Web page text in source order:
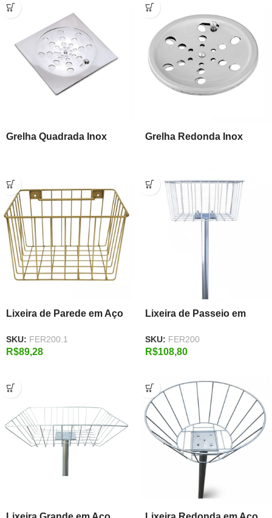
Grelha Quadrada Inox Grelha Redonda Inox
Lixeira de Parede em Aço
cm
SKU: FER200.1
R$89,28
Lixeira de Passeio em
cm com Pé 1,20 m
SKU: FER200
R$108,80